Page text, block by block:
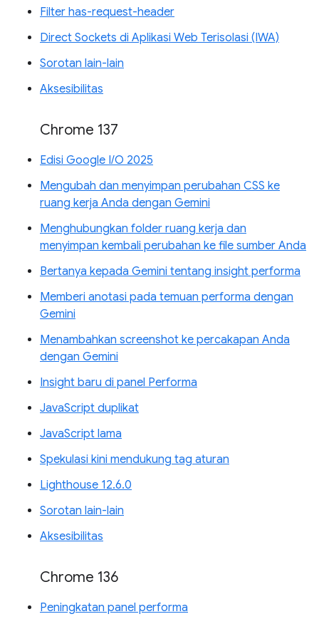
Filter has-request-header
Direct Sockets di Aplikasi Web Terisolasi (IWA)
Sorotan lain-lain
Aksesibilitas
Chrome 137
Edisi Google I/O 2025
Mengubah dan menyimpan perubahan CSS ke
ruang kerja Anda dengan Gemini
Menghubungkan folder ruang kerja dan
menyimpan kembali perubahan ke file sumber Anda
Bertanya kepada Gemini tentang insight performa
Memberi anotasi pada temuan performa dengan
Gemini
Menambahkan screenshot ke percakapan Anda
dengan Gemini
Insight baru di panel Performa
JavaScript duplikat
JavaScript lama
Spekulasi kini mendukung tag aturan
Lighthouse 12.6.0
Sorotan lain-lain
Aksesibilitas
Chrome 136
Peningkatan panel performa